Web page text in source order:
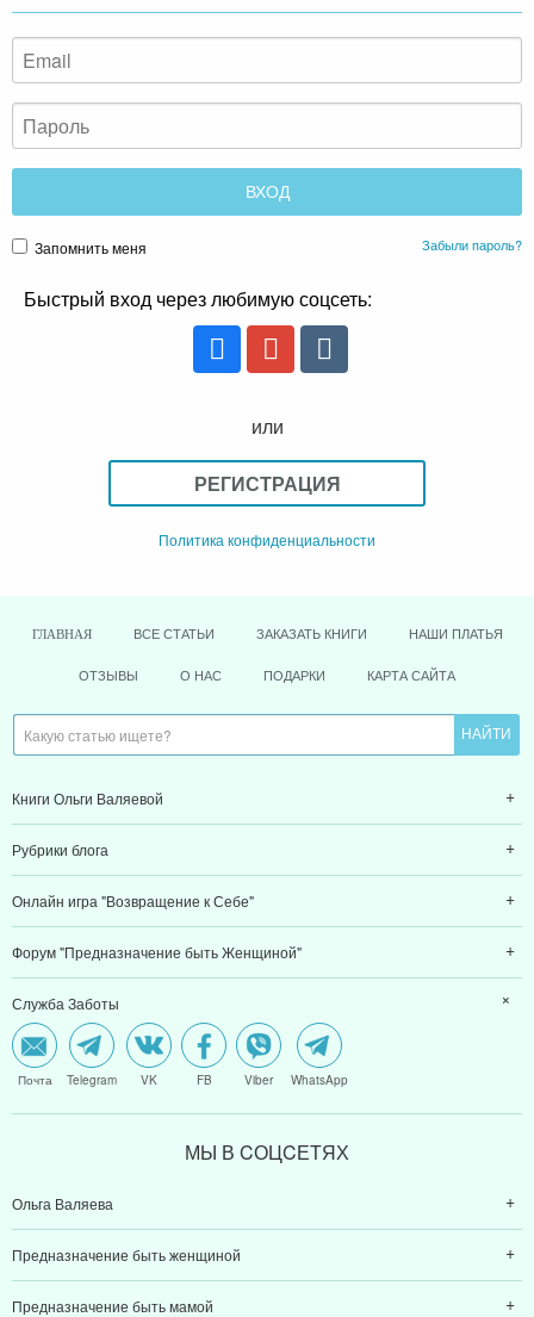
Запомнить меня Забыли пароль?
Быстрый вход через любимую соцсеть:
или
РЕГИСТРАЦИЯ
Политика конфиденциальности
ГЛАВНАЯ ВСЕ СТАТЬИ ЗАКАЗАТЬ КНИГИ НАШИ ПЛАТЬЯ
ОТЗЫВЫ О НАС ПОДАРКИ КАРТА САЙТА
Книги Ольги Валяевой
Рубрики блога
Онлайн игра "Возвращение к Себе"
Форум "Предназначение быть Женщиной"
Служба Заботы
Почта Telegram VK FB Viber WhatsApp
МЫ В CОЦCЕТЯХ
Ольга Валяева
Предназначение быть женщиной
Предназначение быть мамой